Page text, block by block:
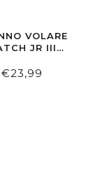
VOLARE
JR III
€23,99